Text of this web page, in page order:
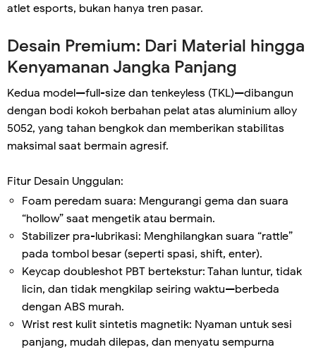
atlet esports, bukan hanya tren pasar.
Desain Premium: Dari Material hingga
Kenyamanan Jangka Panjang
Kedua model—full-size dan tenkeyless (TKL)—dibangun
dengan bodi kokoh berbahan pelat atas aluminium alloy
5052, yang tahan bengkok dan memberikan stabilitas
maksimal saat bermain agresif.
Fitur Desain Unggulan:
Foam peredam suara: Mengurangi gema dan suara
“hollow” saat mengetik atau bermain.
Stabilizer pra-lubrikasi: Menghilangkan suara “rattle”
pada tombol besar (seperti spasi, shift, enter).
Keycap doubleshot PBT bertekstur: Tahan luntur, tidak
licin, dan tidak mengkilap seiring waktu—berbeda
dengan ABS murah.
Wrist rest kulit sintetis magnetik: Nyaman untuk sesi
panjang, mudah dilepas, dan menyatu sempurna